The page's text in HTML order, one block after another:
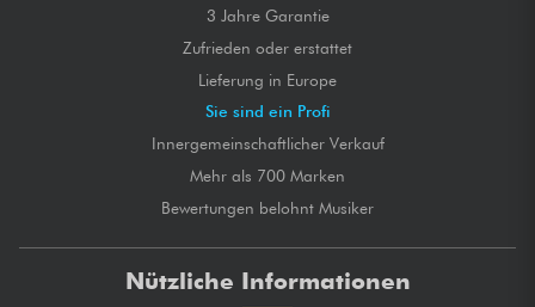
3 Jahre Garantie
Zufrieden oder erstattet
Lieferung in Europe
Sie sind ein Profi
Innergemeinschaftlicher Verkauf
Mehr als 700 Marken
Bewertungen belohnt Musiker
Nützliche Informationen